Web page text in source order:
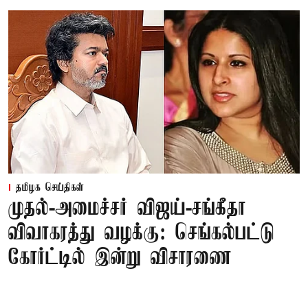
தமிழக செய்திகள்
முதல்-அமைச்சர் விஜய்-சங்கீதா
விவாகரத்து வழக்கு: செங்கல்பட்டு
கோர்ட்டில் இன்று விசாரணை